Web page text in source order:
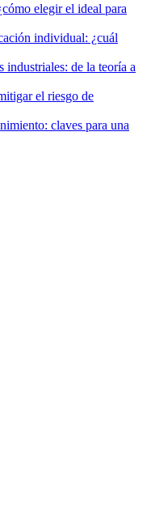
elegir el ideal para
individual: ¿cuál
industriales: de la teoría a
el riesgo de
claves para una